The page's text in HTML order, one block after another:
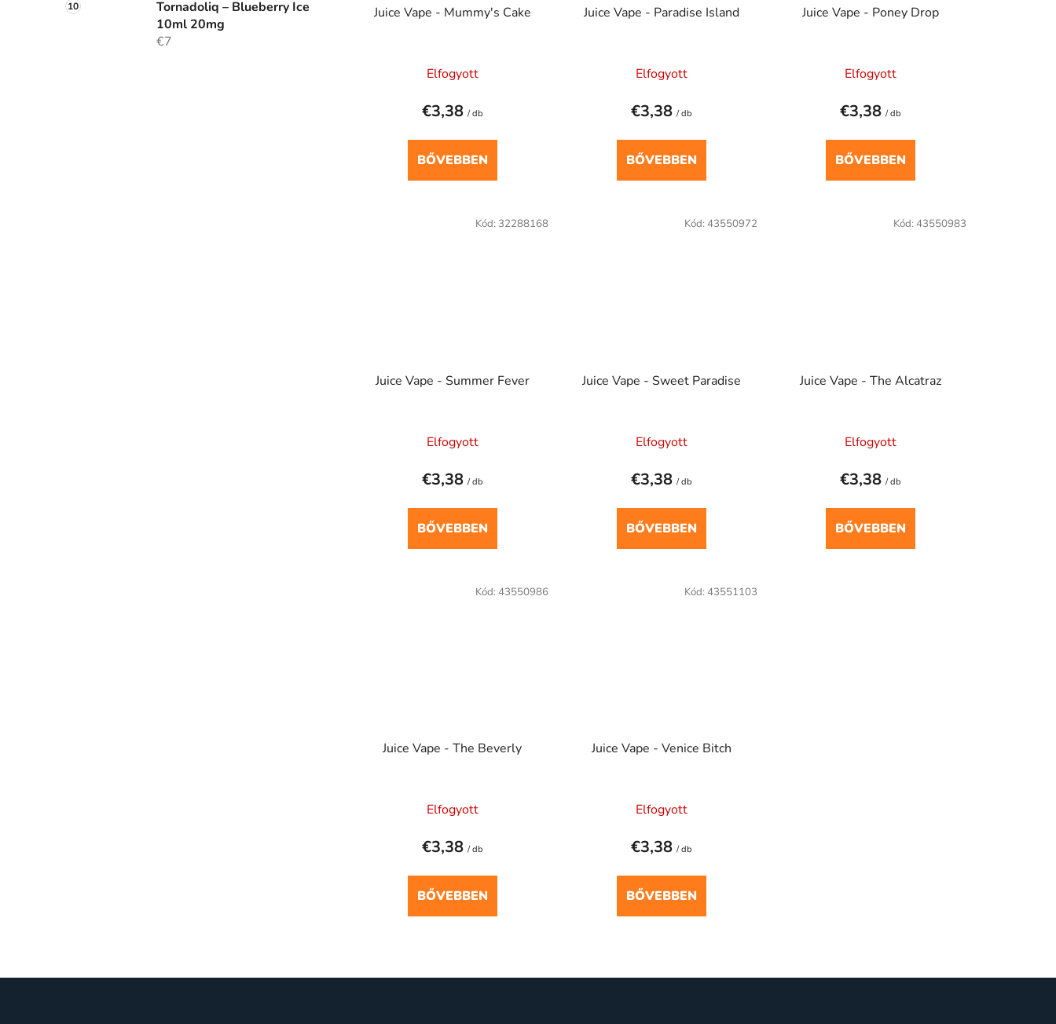
Tornadoliq – Blueberry Ice
10ml 20mg
€7
Juice Vape - Mummy's Cake
Elfogyott
€3,38 / db
BŐVEBBEN
Juice Vape - Paradise Island
Elfogyott
€3,38 / db
BŐVEBBEN
Juice Vape - Poney Drop
Elfogyott
€3,38 / db
BŐVEBBEN
Juice Vape - Summer Fever
Elfogyott
€3,38 / db
BŐVEBBEN
Kód: 32288168
Juice Vape - Sweet Paradise
Elfogyott
€3,38 / db
BŐVEBBEN
Kód: 43550972
Juice Vape - The Alcatraz
Elfogyott
€3,38 / db
BŐVEBBEN
Kód: 43550983
Juice Vape - The Beverly
Elfogyott
€3,38 / db
BŐVEBBEN
Kód: 43550986
Juice Vape - Venice Bitch
Elfogyott
€3,38 / db
BŐVEBBEN
Kód: 43551103
i